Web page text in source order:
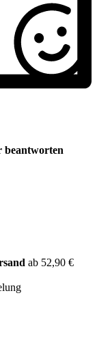
beantworten
ab 52,90 €